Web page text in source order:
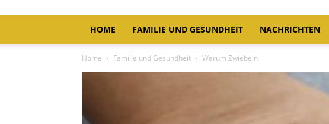
HOME FAMILIE UND GESUNDHEIT NACHRICHTEN
Home Familie und Gesundheit Warum Zwiebeln